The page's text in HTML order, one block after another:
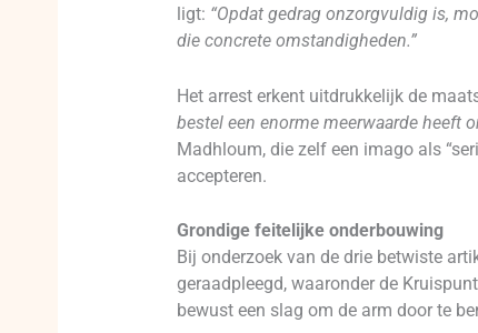
ligt: “Opdat gedrag onzorgvuldig is,
die concrete omstandigheden.”
Het arrest erkent uitdrukkelijk de
bestel een enorme meerwaarde heeft
Madhloum, die zelf een imago als
accepteren.
Grondige feitelijke onderbouwing
Bij onderzoek van de drie betwiste
geraadpleegd, waaronder de
bewust een slag om de arm door te